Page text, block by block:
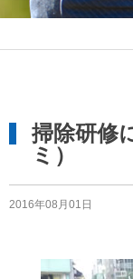
掃除研修
ミ）
2016年08月01日